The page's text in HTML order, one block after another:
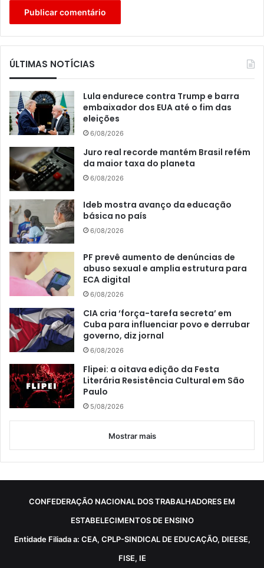
ÚLTIMAS NOTÍCIAS
Lula endurece contra Trump e barra
embaixador dos EUA até o fim das
eleições
6/08/2026
Juro real recorde mantém Brasil refém
da maior taxa do planeta
6/08/2026
Ideb mostra avanço da educação
básica no país
6/08/2026
PF prevê aumento de denúncias de
abuso sexual e amplia estrutura para
ECA digital
6/08/2026
CIA cria ‘força-tarefa secreta’ em
Cuba para influenciar povo e derrubar
governo, diz jornal
6/08/2026
Flipei: a oitava edição da Festa
Literária Resistência Cultural em São
Paulo
5/08/2026
Mostrar mais
CONFEDERAÇÃO NACIONAL DOS TRABALHADORES EM
ESTABELECIMENTOS DE ENSINO
Entidade Filiada a: CEA, CPLP-SINDICAL DE EDUCAÇÃO, DIEESE,
FISE, IE